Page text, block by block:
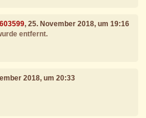
, 25. November 2018, um 19:16
entfernt.
2018, um 20:33